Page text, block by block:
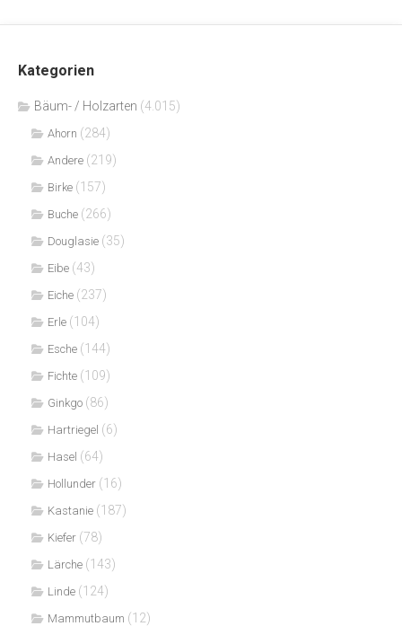
Kategorien
Bäum- / Holzarten (4.015)
Ahorn (284)
Andere (219)
Birke (157)
Buche (266)
Douglasie (35)
Eibe (43)
Eiche (237)
Erle (104)
Esche (144)
Fichte (109)
Ginkgo (86)
Hartriegel (6)
Hasel (64)
Hollunder (16)
Kastanie (187)
Kiefer (78)
Lärche (143)
Linde (124)
Mammutbaum (12)